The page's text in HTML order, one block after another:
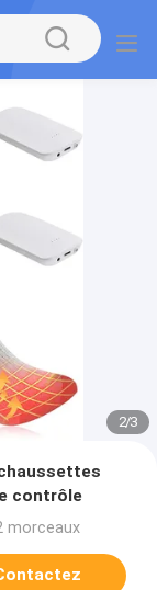
2/3
contrôle
morceaux